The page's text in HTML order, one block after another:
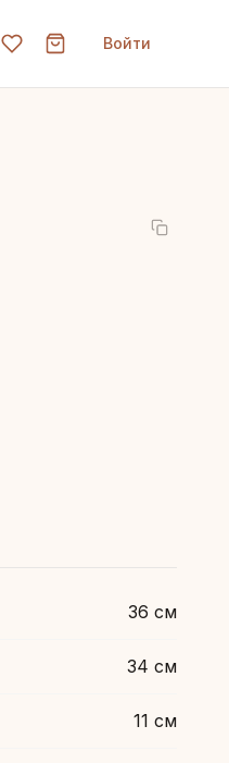
Войти
36 см
34 см
11 см